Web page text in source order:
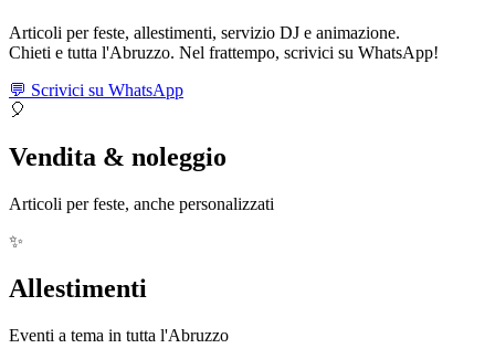
Articoli per feste, allestimenti, servizio DJ e animazione.
Chieti e tutta l'Abruzzo. Nel frattempo, scrivici su WhatsApp!
💬 Scrivici su WhatsApp
🎈
Vendita & noleggio
Articoli per feste, anche personalizzati
✨
Allestimenti
Eventi a tema in tutta l'Abruzzo